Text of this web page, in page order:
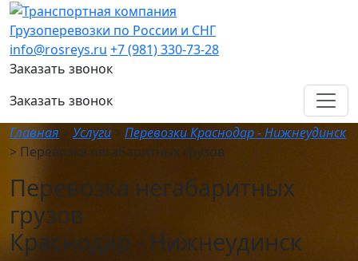
Грузоперевозки по России и СНГ
info@rosreys.ru +7 (981) 330-73-28
Заказать звонок
Заказать звонок
Главная > Услуги > Перевозки Краснодар - Нижнеудинск
> Перевозка негабаритных грузов
Перевозка негабаритных
грузов
Краснодар - Нижнеудинск